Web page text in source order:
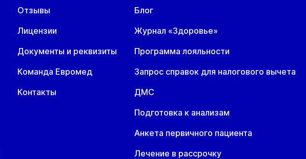
Отзывы
Лицензии
Документы и реквизиты
Команда Евромед
Контакты
Блог
Журнал «Здоровье»
Программа лояльности
Запрос справок для налогового вычета
ДМС
Подготовка к анализам
Анкета первичного пациента
Лечение в рассрочку